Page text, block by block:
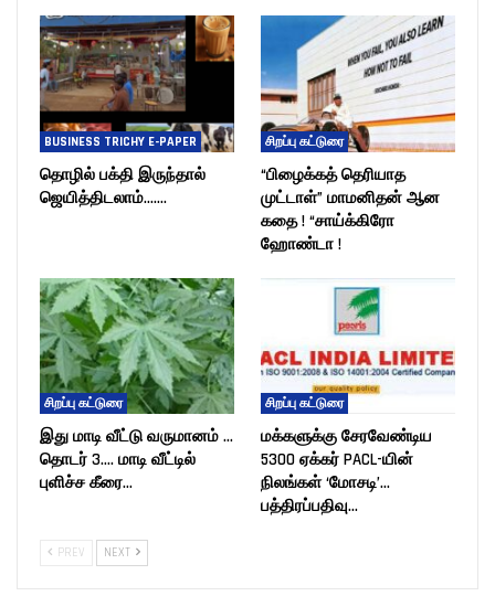
BUSINESS TRICHY E-PAPER
தொழில் பக்தி இருந்தால்
ஜெயித்திடலாம்…….
சிறப்பு கட்டுரை
“பிழைக்கத் தெரியாத
முட்டாள்” மாமனிதன் ஆன
கதை ! “சாய்க்கிரோ
ஹோண்டா !
சிறப்பு கட்டுரை
இது மாடி வீட்டு வருமானம் …
தொடர் 3…. மாடி வீட்டில்
புளிச்ச கீரை…
சிறப்பு கட்டுரை
மக்களுக்கு சேரவேண்டிய
5300 ஏக்கர் PACL-யின்
நிலங்கள் ‘மோசடி’…
பத்திரப்பதிவு…
PREV NEXT